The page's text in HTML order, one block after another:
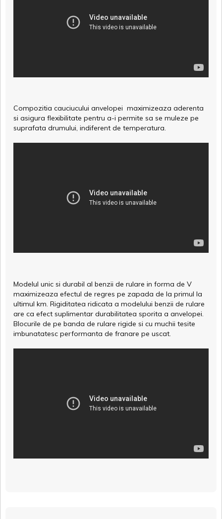
Compozitia cauciucului anvelopei maximizeaza aderenta
si asigura flexibilitate pentru a-i permite sa se muleze pe
suprafata drumului, indiferent de temperatura.
Modelul unic si durabil al benzii de rulare in forma de V
maximizeaza efectul de regres pe zapada de la primul la
ultimul km. Rigiditatea ridicata a modelului benzii de rulare
are ca efect suplimentar durabilitatea sporita a anvelopei.
Blocurile de pe banda de rulare rigide si cu muchii tesite
imbunatatesc performanta de franare pe uscat.